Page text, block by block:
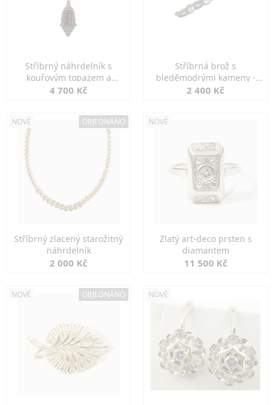
Stříbrný náhrdelník s
kouřovým topazem a
markazity
4 700 Kč
Stříbrná brož s
bleděmodrými kameny -
jemná elegance
2 400 Kč
NOVÉ OBJEDNÁNO
Stříbrný zlacený starožitný
náhrdelník
2 000 Kč
NOVÉ
Zlatý art-deco prsten s
diamantem
11 500 Kč
NOVÉ OBJEDNÁNO NOVÉ